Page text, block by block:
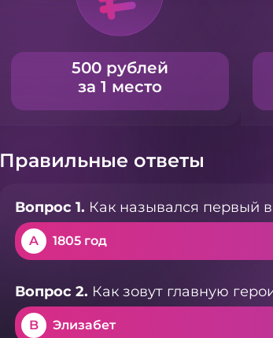
500 рублей
за 1 место
Правильные ответы
Вопрос 1. Как назывался первый
A 1805 год
Вопрос 2. Как зовут главную
B Элизабет